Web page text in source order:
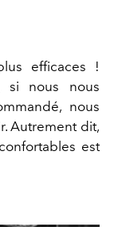
efficaces !
si nous nous
nous
Autrement dit,
est